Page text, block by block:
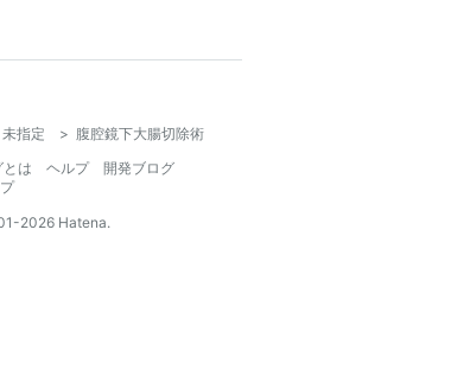
未指定 > 腹腔鏡下大腸切除術
は
ヘルプ
開発ブログ
2026 Hatena.